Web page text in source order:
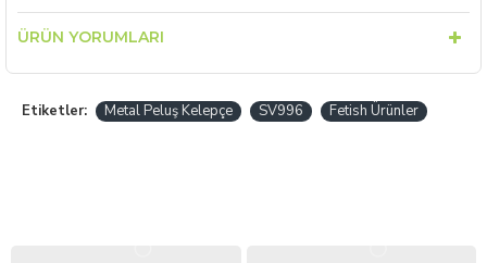
ÜRÜN YORUMLARI
Etiketler: Metal Peluş Kelepçe SV996 Fetish Ürünler